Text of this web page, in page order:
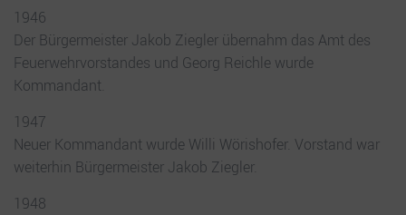
1946
Der Bürgermeister Jakob Ziegler übernahm das Amt des
Feuerwehrvorstandes und Georg Reichle wurde
Kommandant.
1947
Neuer Kommandant wurde Willi Wörishofer. Vorstand war
weiterhin Bürgermeister Jakob Ziegler.
1948